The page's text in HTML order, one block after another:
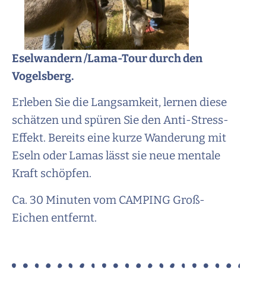
Eselwandern /Lama-Tour durch den
Vogelsberg.
Erleben Sie die Langsamkeit, lernen diese
schätzen und spüren Sie den Anti-Stress-
Effekt. Bereits eine kurze Wanderung mit
Eseln oder Lamas lässt sie neue mentale
Kraft schöpfen.
Ca. 30 Minuten vom CAMPING Groß-
Eichen entfernt.